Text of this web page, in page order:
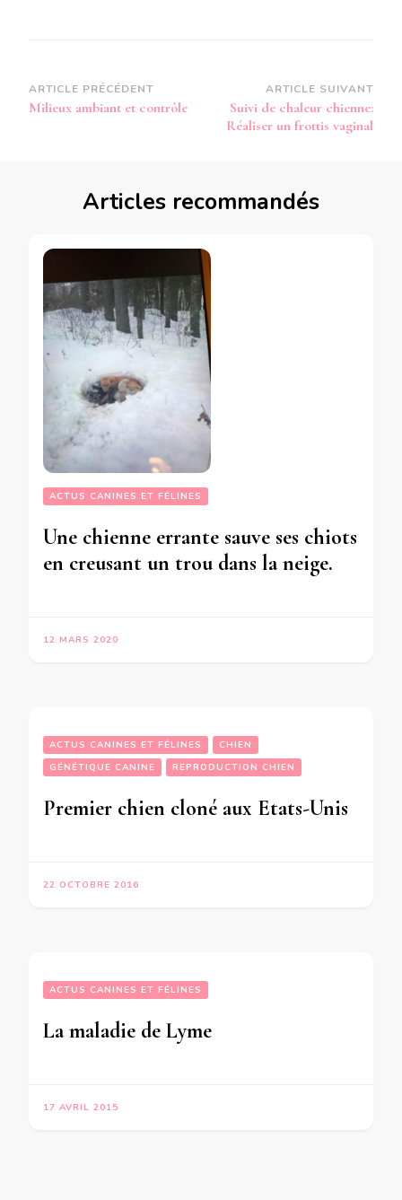
Navigation
d’article
ARTICLE PRÉCÉDENT
Milieux ambiant et contrôle
ARTICLE SUIVANT
Suivi de chaleur chienne:
Réaliser un frottis vaginal
Articles recommandés
ACTUS CANINES ET FÉLINES
Une chienne errante sauve ses chiots
en creusant un trou dans la neige.
12 MARS 2020
ACTUS CANINES ET FÉLINES
CHIEN
GÉNÉTIQUE CANINE
REPRODUCTION CHIEN
Premier chien cloné aux Etats-Unis
22 OCTOBRE 2016
ACTUS CANINES ET FÉLINES
La maladie de Lyme
17 AVRIL 2015